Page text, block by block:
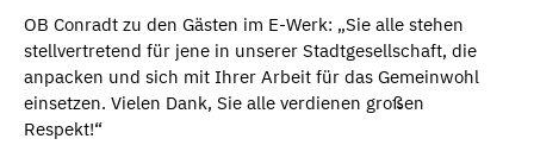
OB Conradt zu den Gästen im E-Werk: „Sie alle stehen
stellvertretend für jene in unserer Stadtgesellschaft, die
anpacken und sich mit Ihrer Arbeit für das Gemeinwohl
einsetzen. Vielen Dank, Sie alle verdienen großen
Respekt!“